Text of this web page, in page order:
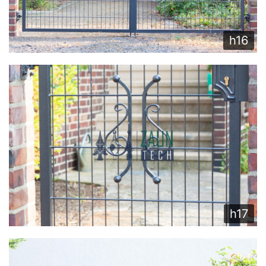
h16
h17